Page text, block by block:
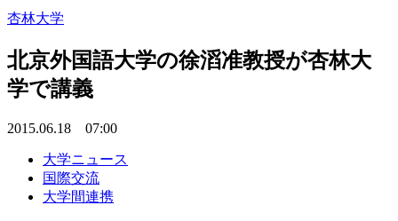
杏林大学
北京外国語大学の徐滔准教授が杏林大
学で講義
2015.06.18 07:00
大学ニュース
国際交流
大学間連携